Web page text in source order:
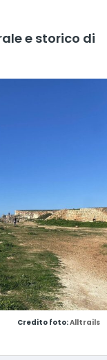
e storico di
Credito foto:Alltrails